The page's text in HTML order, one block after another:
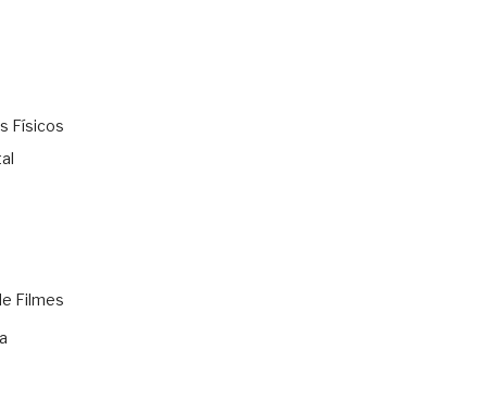
Físicos
Filmes